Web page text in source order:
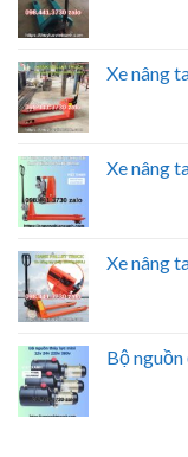
Xe nâng
Xe nâng
Xe nâng
Bộ